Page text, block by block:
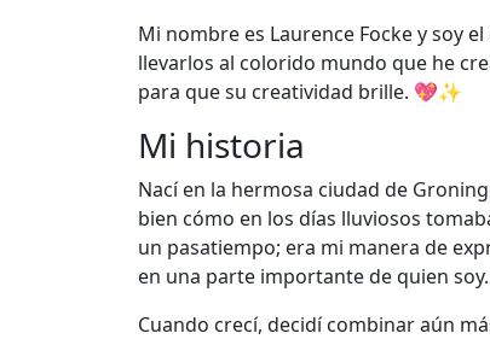
Mi nombre es Laurence Focke y soy
llevarlos al colorido mundo que he
para que su creatividad brille. 💖✨
Mi historia
Nací en la hermosa ciudad de
bien cómo en los días lluviosos
un pasatiempo; era mi manera de
en una parte importante de quien soy.
Cuando crecí, decidí combinar aún